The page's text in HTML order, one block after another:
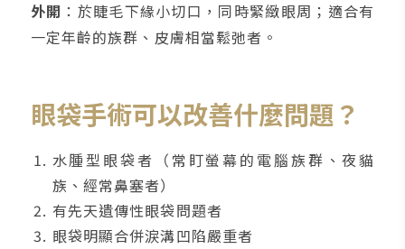
外開 ：於睫毛下緣小切口，同時緊緻眼周；適合有
一定年齡的族群、皮膚相當鬆弛者。
眼袋手術可以改善什麼問題？
水腫型眼袋者（常盯螢幕的電腦族群、夜貓
族、經常鼻塞者）
有先天遺傳性眼袋問題者
眼袋明顯合併淚溝凹陷嚴重者